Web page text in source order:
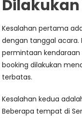
Kesalahan pertama
dengan tanggal acara.
permintaan
booking dilakukan
terbatas.
Kesalahan kedua
Beberapa tempat di